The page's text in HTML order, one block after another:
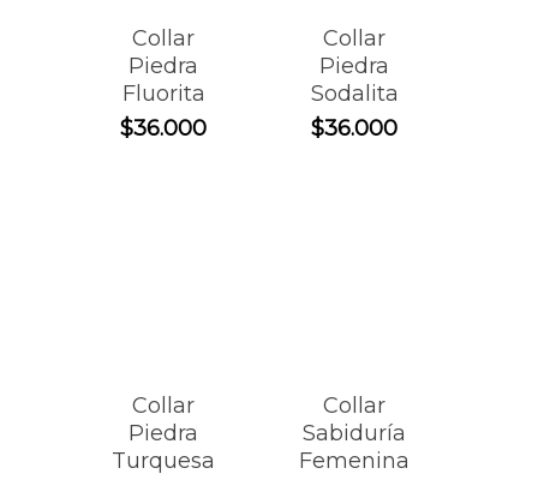
Collar
Piedra
Fluorita
$36.000
Collar
Piedra
Sodalita
$36.000
Collar
Piedra
Turquesa
Collar
Sabiduría
Femenina